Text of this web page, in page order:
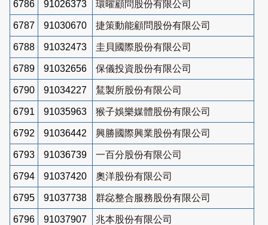
6786 91026373 環曜顧問股份有限公司
6787 91030670 捷策動能顧問股份有限公司
6788 91032473 圭貝國際股份有限公司
6789 91032656 保儀投資股份有限公司
6790 91034227 鵟製所股份有限公司
6791 91035963 猴子娛樂媒體股份有限公司
6792 91036442 興勝國際興業股份有限公司
6793 91036739 一百分股份有限公司
6794 91037420 奧洋股份有限公司
6795 91037738 群惢整合服務股份有限公司
6796 91037907 兆本股份有限公司